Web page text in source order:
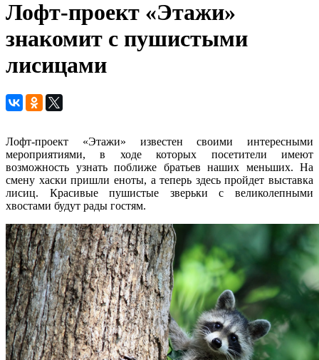
Лофт-проект «Этажи»
знакомит с пушистыми
лисицами
Лофт-проект «Этажи» известен своими интересными
мероприятиями, в ходе которых посетители имеют
возможность узнать поближе братьев наших меньших. На
смену хаски пришли еноты, а теперь здесь пройдет выставка
лисиц. Красивые пушистые зверьки с великолепными
хвостами будут рады гостям.